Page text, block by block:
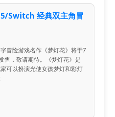
Switch 经典双主角冒
冒险游戏名作《梦灯花》将于7
售，敬请期待。《梦灯花》是
可以扮演光使女孩梦灯和彩灯